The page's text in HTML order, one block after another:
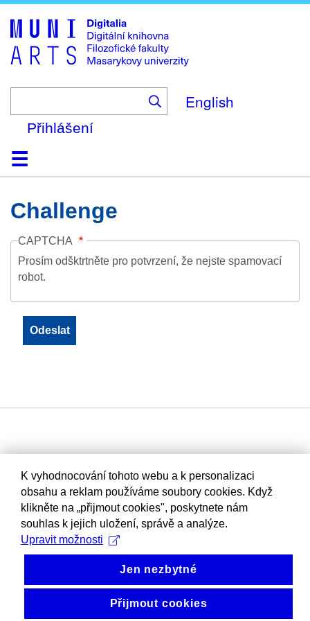
to
main
content
English
Přihlášení
DomůKolekce
Prohlížení
Vyhledávání
O platformě
Nápověda
KontaktDigitalia
Challenge
CAPTCHA
Prosím odšktrtněte pro potvrzení, že nejste spamovací
robot.
K vyhodnocování tohoto webu a k personalizaci
obsahu a reklam používáme soubory cookies. Když
klikněte na „přijmout cookies", poskytnete nám
souhlas k jejich uložení, správě a analýze.
Upravit možnosti
Jen nezbytné
Přijmout cookies